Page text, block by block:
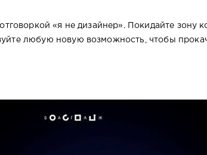
«я не дизайнер». Покидайте зону
любую новую возможность, чтобы